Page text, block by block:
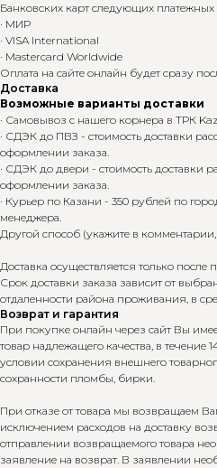
Банковских карт следующих платежных
· МИР
· VISA International
· Mastercard Worldwide
Оплата на сайте онлайн будет сразу
Доставка
Возможные варианты доставки
· Самовывоз с нашего корнера в ТРК
· СДЭК до ПВЗ - стоимость доставки
оформлении заказа.
· СДЭК до двери - стоимость доставки
оформлении заказа.
· Курьер по Казани - 350 рублей по
менеджера.
Другой способ (укажите в
Доставка осуществляется только после
Срок доставки заказа зависит от
отдаленности района проживания, в
Возврат и гарантия
При покупке онлайн через сайт Вы
товар надлежащего качества, в течение
условии сохранения внешнего
сохранности пломбы, бирки.
При отказе от товара мы возвращаем
исключением расходов на доставку
отправлении возвращаемого товара
заявление на возврат. В заявлении